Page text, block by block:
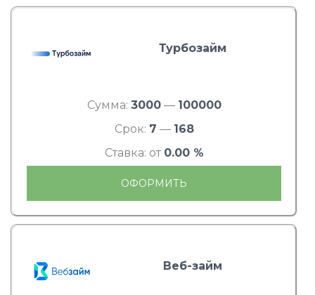
Турбозайм
Сумма: 3000— 100000
Срок: 7 — 168
Ставка: от 0.00 %
ОФОРМИТЬ
Веб-займ